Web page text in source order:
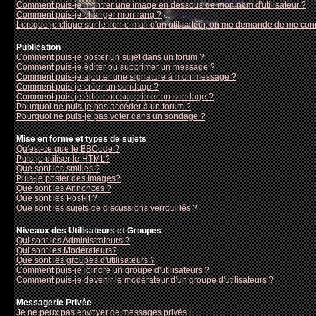
Comment puis-je montrer une image en dessous de mon nom d'utilisateur ?
Comment puis-je changer mon rang ?
Lorsque je clique sur le lien e-mail d'un utilisateur, on me demande de me
Publication
Comment puis-je poster un sujet dans un forum ?
Comment puis-je éditer ou supprimer un message ?
Comment puis-je ajouter une signature à mon message ?
Comment puis-je créer un sondage ?
Comment puis-je éditer ou supprimer un sondage ?
Pourquoi ne puis-je pas accéder à un forum ?
Pourquoi ne puis-je pas voter dans un sondage ?
Mise en forme et types de sujets
Qu'est-ce que le BBCode ?
Puis-je utiliser le HTML?
Que sont les smilies ?
Puis-je poster des Images?
Que sont les Annonces ?
Que sont les Post-it ?
Que sont les sujets de discussions verrouillés ?
Niveaux des Utilisateurs et Groupes
Qui sont les Administrateurs ?
Qui sont les Modérateurs?
Que sont les groupes d'utilisateurs ?
Comment puis-je joindre un groupe d'utilisateurs ?
Comment puis-je devenir le modérateur d'un groupe d'utilisateurs ?
Messagerie Privée
Je ne peux pas envoyer de messages privés !